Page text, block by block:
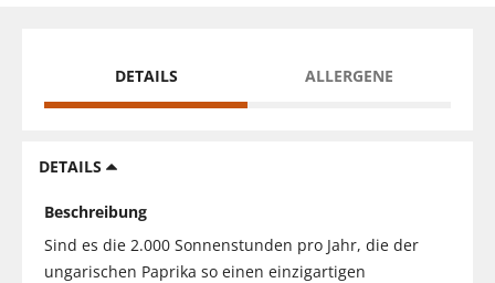
DETAILS ALLERGENE
DETAILS
Beschreibung
Sind es die 2.000 Sonnenstunden pro Jahr, die der
ungarischen Paprika so einen einzigartigen